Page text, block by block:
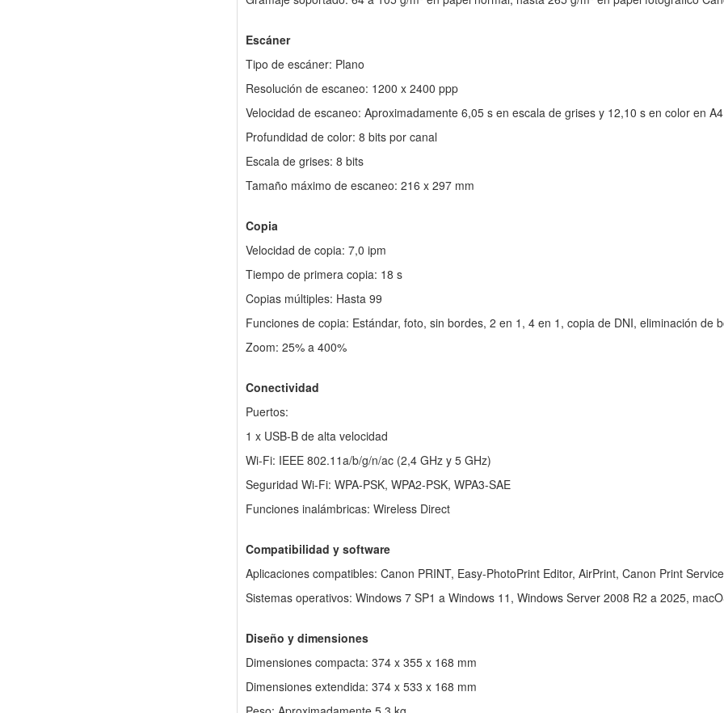
Escáner
Tipo de escáner: Plano
Resolución de escaneo: 1200 x 2400 ppp
Velocidad de escaneo: Aproximadamente 6,05 s en escala de grises y 12,10 s en color en A4
Profundidad de color: 8 bits por canal
Escala de grises: 8 bits
Tamaño máximo de escaneo: 216 x 297 mm
Copia
Velocidad de copia: 7,0 ipm
Tiempo de primera copia: 18 s
Copias múltiples: Hasta 99
Funciones de copia: Estándar, foto, sin bordes, 2 en 1, 4 en 1, copia de DNI, eliminación de
Zoom: 25% a 400%
Conectividad
Puertos:
1 x USB-B de alta velocidad
Wi-Fi: IEEE 802.11a/b/g/n/ac (2,4 GHz y 5 GHz)
Seguridad Wi-Fi: WPA-PSK, WPA2-PSK, WPA3-SAE
Funciones inalámbricas: Wireless Direct
Compatibilidad y software
Aplicaciones compatibles: Canon PRINT, Easy-PhotoPrint Editor, AirPrint, Canon Print
Sistemas operativos: Windows 7 SP1 a Windows 11, Windows Server 2008 R2 a 2025,
Diseño y dimensiones
Dimensiones compacta: 374 x 355 x 168 mm
Dimensiones extendida: 374 x 533 x 168 mm